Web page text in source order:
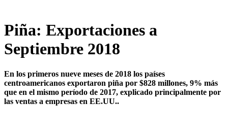
Piña: Exportaciones a
Septiembre 2018
En los primeros nueve meses de 2018 los países
centroamericanos exportaron piña por $828 millones, 9% más
que en el mismo período de 2017, explicado principalmente por
las ventas a empresas en EE.UU..